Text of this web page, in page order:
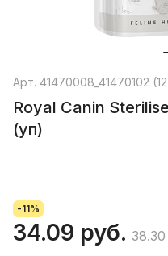
Арт. 41470008_41470102
Royal Canin
(уп)
-11%
34.09 руб.